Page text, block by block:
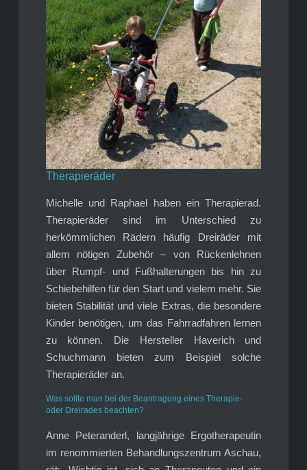
Therapieräder
Michelle und Raphael haben ein Therapierad.
Therapieräder sind im Unterschied zu
herkömmlichen Rädern häufig Dreiräder mit
allem nötigen Zubehör – von Rückenlehnen
über Rumpf- und Fußhalterungen bis hin zu
Schiebehilfen für den Start und vielem mehr. Sie
bieten Stabilität und viele Extras, die besondere
Kinder benötigen, um das Fahrradfahren lernen
zu können. Die Hersteller Haverich und
Schuchmann bieten zum Beispiel solche
Therapieräder an.
Was sollte man bei der Beantragung eines Therapie-
oder Dreirades beachten?
Anne Peteranderl, langjährige Ergotherapeutin
im renommierten Behandlungszentrum Aschau,